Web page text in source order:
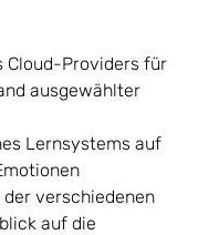
Cloud-Providers für
ausgewählter
Lernsystems auf
der verschiedenen
auf die